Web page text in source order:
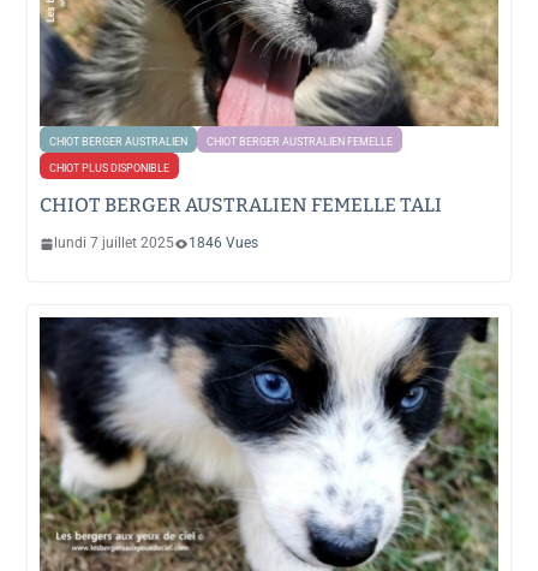
CHIOT BERGER AUSTRALIEN CHIOT BERGER AUSTRALIEN FEMELLE
CHIOT PLUS DISPONIBLE
CHIOT BERGER AUSTRALIEN FEMELLE TALI
lundi 7 juillet 2025 1846 Vues